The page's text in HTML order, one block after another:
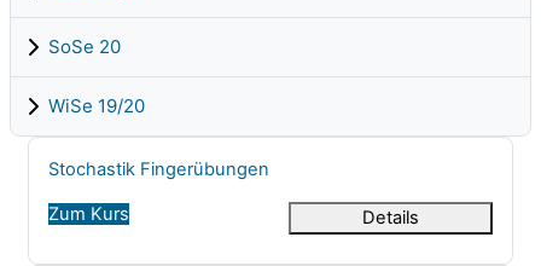
SoSe 20
WiSe 19/20
Kursname
Stochastik Fingerübungen
Zum Kurs Details